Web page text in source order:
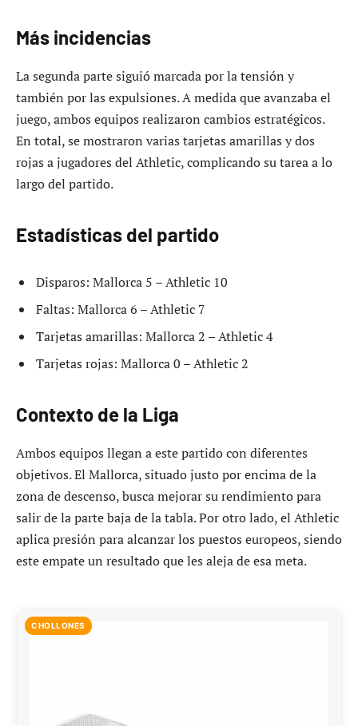
Más incidencias
La segunda parte siguió marcada por la tensión y
también por las expulsiones. A medida que avanzaba el
juego, ambos equipos realizaron cambios estratégicos.
En total, se mostraron varias tarjetas amarillas y dos
rojas a jugadores del Athletic, complicando su tarea a lo
largo del partido.
Estadísticas del partido
Disparos: Mallorca 5 – Athletic 10
Faltas: Mallorca 6 – Athletic 7
Tarjetas amarillas: Mallorca 2 – Athletic 4
Tarjetas rojas: Mallorca 0 – Athletic 2
Contexto de la Liga
Ambos equipos llegan a este partido con diferentes
objetivos. El Mallorca, situado justo por encima de la
zona de descenso, busca mejorar su rendimiento para
salir de la parte baja de la tabla. Por otro lado, el Athletic
aplica presión para alcanzar los puestos europeos, siendo
este empate un resultado que les aleja de esa meta.
CHOLLONES